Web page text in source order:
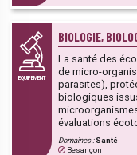
EQUIPEMENT
BIOLOGIE,
La santé des
de micro-
parasites),
biologiques
évaluations
terrestres et
Domaines :Santé
Besançon